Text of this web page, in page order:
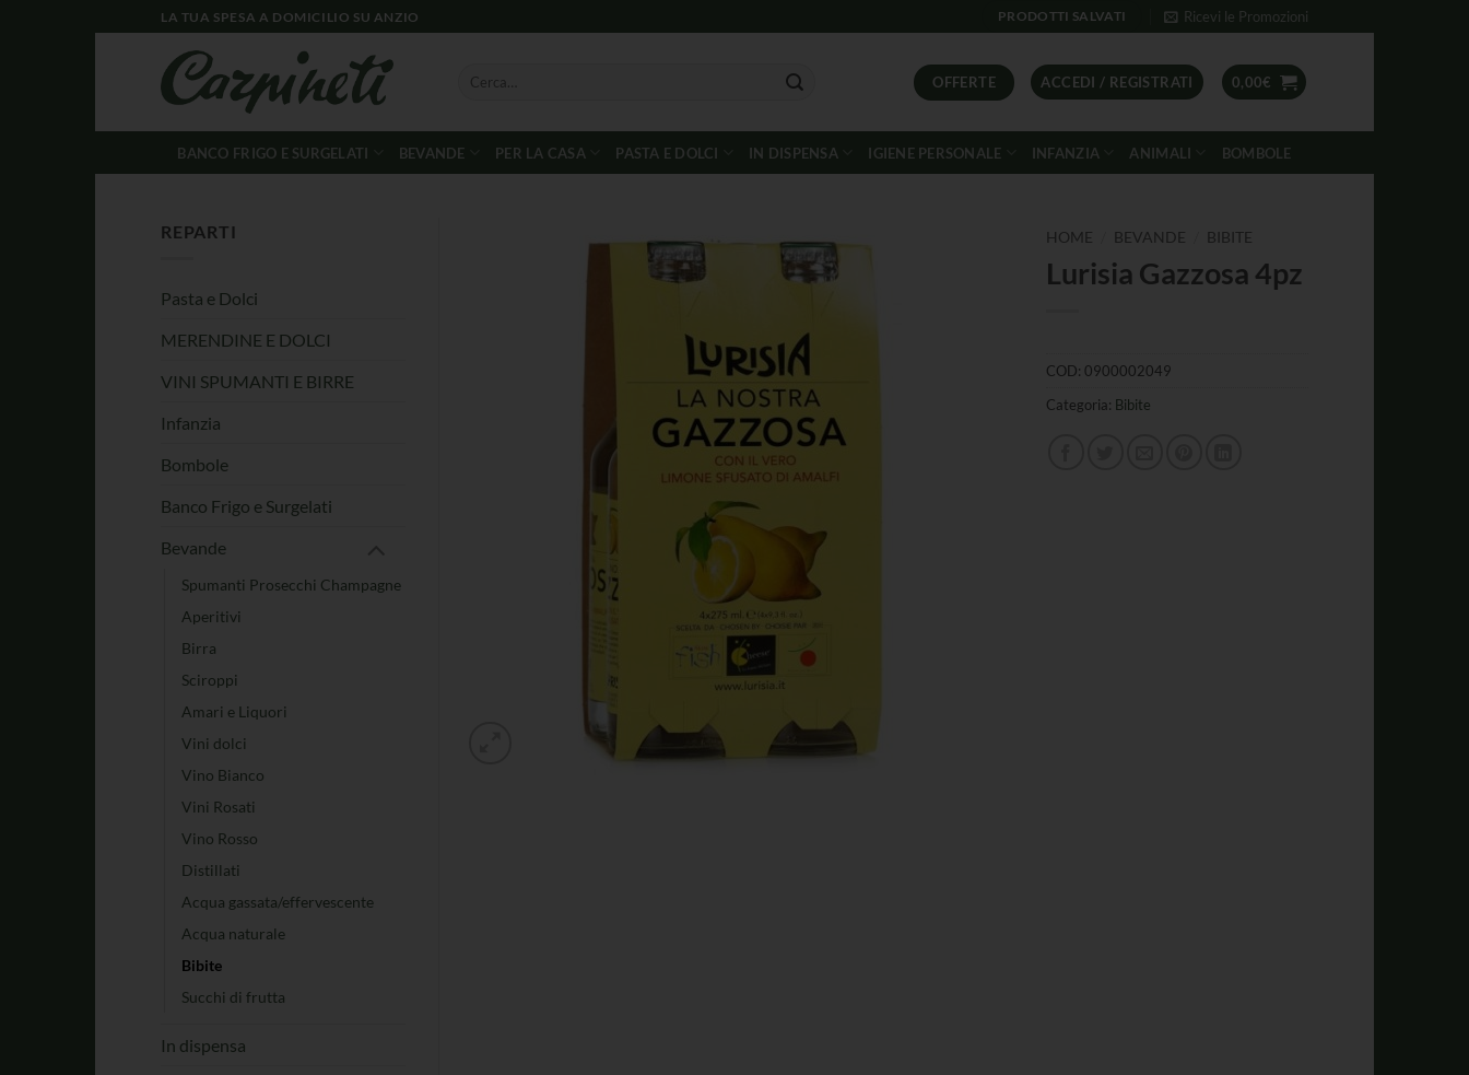
LA TUA SPESA A DOMICILIO SU ANZIO PRODOTTI SALVATI Ricevi le Promozioni
OFFERTE ACCEDI / REGISTRATI 0,00€
BANCO FRIGO E SURGELATI BEVANDE PER LA CASA PASTA E DOLCI IN DISPENSA IGIENE PERSONALE INFANZIA ANIMALI BOMBOLE
HOME BEVANDE BIBITE
Lurisia Gazzosa 4pz
COD: 0900002049
Categoria: Bibite
REPARTI
Pasta e Dolci
MERENDINE E DOLCI
VINI SPUMANTI E BIRRE
Infanzia
Bombole
Banco Frigo e Surgelati
Bevande
Spumanti Prosecchi Champagne
Aperitivi
Birra
Sciroppi
Amari e Liquori
Vini dolci
Vino Bianco
Vini Rosati
Vino Rosso
Distillati
Acqua gassata/effervescente
Acqua naturale
Bibite
Succhi di frutta
In dispensa